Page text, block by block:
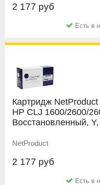
2 177 руб
Есть в
Картридж
HP CLJ 1600/2600/
Восстановленный,
NetProduct
2 177 руб
Есть в